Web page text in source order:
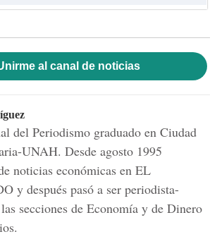
al canal de noticias
del Periodismo graduado en Ciudad
UNAH. Desde agosto 1995
noticias económicas en EL
y después pasó a ser periodista-
secciones de Economía y de Dinero